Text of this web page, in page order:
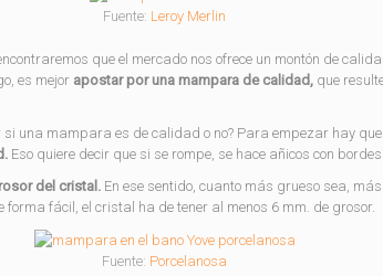
Fuente: Leroy Merlin
que el mercado nos ofrece un montón de
es mejor apostar por una mampara de calidad, que
una mampara es de calidad o no? Para empezar hay
Eso quiere decir que si se rompe, se hace añicos con
del cristal. En ese sentido, cuanto más grueso sea,
fácil, el cristal ha de tener al menos 6 mm. de grosor.
Fuente: Porcelanosa